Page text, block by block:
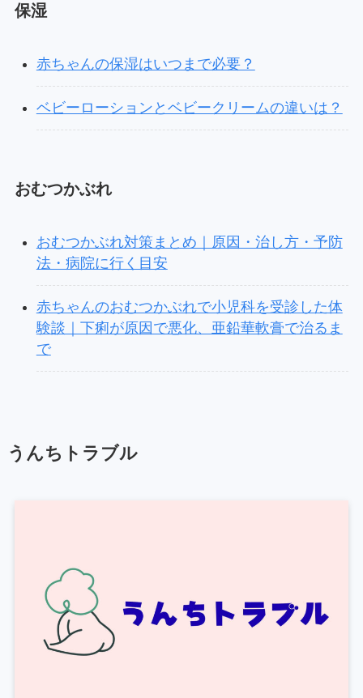
保湿
赤ちゃんの保湿はいつまで必要？
ベビーローションとベビークリームの違いは？
おむつかぶれ
おむつかぶれ対策まとめ｜原因・治し方・予防
法・病院に行く目安
赤ちゃんのおむつかぶれで小児科を受診した体
験談｜下痢が原因で悪化、亜鉛華軟膏で治るま
で
うんちトラブル